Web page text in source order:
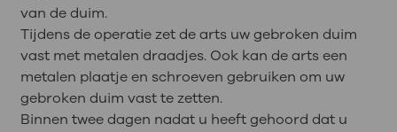
van de duim.
Tijdens de operatie zet de arts uw gebroken duim
vast met metalen draadjes. Ook kan de arts een
metalen plaatje en schroeven gebruiken om uw
gebroken duim vast te zetten.
Binnen twee dagen nadat u heeft gehoord dat u